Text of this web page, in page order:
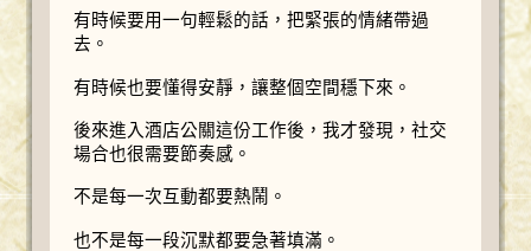
有時候要用一句輕鬆的話，把緊張的情緒帶過
去。
有時候也要懂得安靜，讓整個空間穩下來。
後來進入酒店公關這份工作後，我才發現，社交
場合也很需要節奏感。
不是每一次互動都要熱鬧。
也不是每一段沉默都要急著填滿。